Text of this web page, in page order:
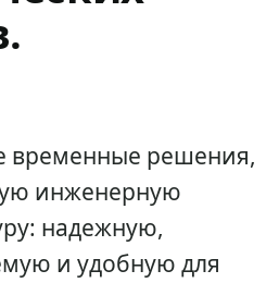
временные решения,
инженерную
надежную,
и удобную для